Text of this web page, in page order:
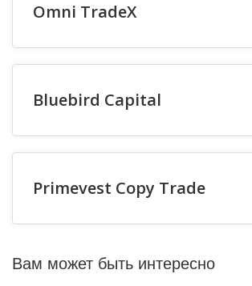
Omni TradeX
Bluebird Capital
Primevest Copy Trade
Вам может быть интересно